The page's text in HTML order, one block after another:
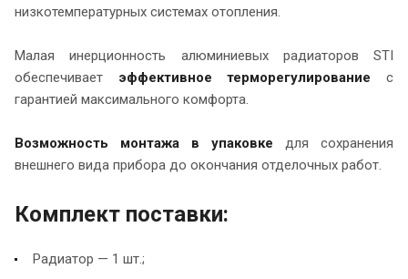
низкотемпературных системах отопления.
Малая инерционность алюминиевых радиаторов STI
обеспечивает эффективное терморегулирование с
гарантией максимального комфорта.
Возможность монтажа в упаковке для сохранения
внешнего вида прибора до окончания отделочных работ.
Комплект поставки:
Радиатор — 1 шт.;